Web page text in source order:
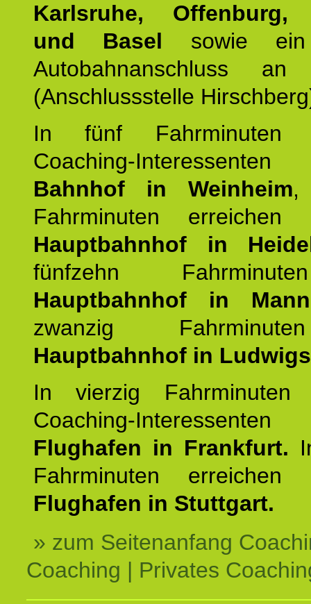
Karlsruhe, Offenburg,
und Basel sowie ein
Autobahnanschluss
(Anschlussstelle
In fünf Fahrminuten
Coaching-
Bahnhof in Weinheim,
Fahrminuten
Hauptbahnhof in
fünfzehn
Hauptbahnhof in
zwanzig
Hauptbahnhof in
In vierzig Fahrminuten
Coaching-
Flughafen in Frankfurt.
Fahrminuten
Flughafen in Stuttgart.
» zum Seitenanfang
Coaching | Privates